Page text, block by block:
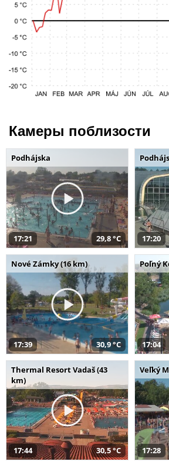
Камеры поблизости
Podhájska
17:21 29,8 °C 17:20
Nové Zámky (16 km)
17:39 30,9 °C
Poľný
17:04
Thermal Resort Vadaš (43
km)
17:44 30,5 °C
Veľký
17:28